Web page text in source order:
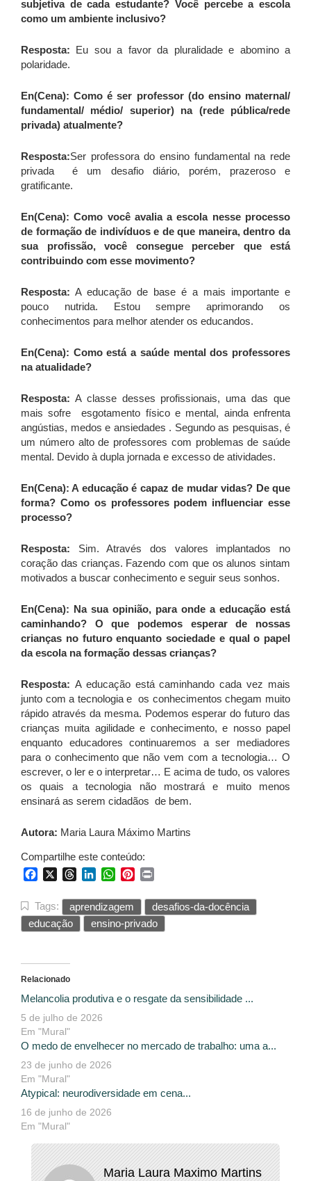
subjetiva de cada estudante? Você percebe a escola
como um ambiente inclusivo?
Resposta: Eu sou a favor da pluralidade e abomino a
polaridade.
En(Cena): Como é ser professor (do ensino maternal/
fundamental/ médio/ superior) na (rede pública/rede
privada) atualmente?
Resposta:Ser professora do ensino fundamental na rede
privada é um desafio diário, porém, prazeroso e
gratificante.
En(Cena): Como você avalia a escola nesse processo
de formação de indivíduos e de que maneira, dentro da
sua profissão, você consegue perceber que está
contribuindo com esse movimento?
Resposta: A educação de base é a mais importante e
pouco nutrida. Estou sempre aprimorando os
conhecimentos para melhor atender os educandos.
En(Cena): Como está a saúde mental dos professores
na atualidade?
Resposta: A classe desses profissionais, uma das que
mais sofre esgotamento físico e mental, ainda enfrenta
angústias, medos e ansiedades . Segundo as pesquisas, é
um número alto de professores com problemas de saúde
mental. Devido à dupla jornada e excesso de atividades.
En(Cena): A educação é capaz de mudar vidas? De que
forma? Como os professores podem influenciar esse
processo?
Resposta: Sim. Através dos valores implantados no
coração das crianças. Fazendo com que os alunos sintam
motivados a buscar conhecimento e seguir seus sonhos.
En(Cena): Na sua opinião, para onde a educação está
caminhando? O que podemos esperar de nossas
crianças no futuro enquanto sociedade e qual o papel
da escola na formação dessas crianças?
Resposta: A educação está caminhando cada vez mais
junto com a tecnologia e os conhecimentos chegam muito
rápido através da mesma. Podemos esperar do futuro das
crianças muita agilidade e conhecimento, e nosso papel
enquanto educadores continuaremos a ser mediadores
para o conhecimento que não vem com a tecnologia… O
escrever, o ler e o interpretar… E acima de tudo, os valores
os quais a tecnologia não mostrará e muito menos
ensinará as serem cidadãos de bem.
Autora: Maria Laura Máximo Martins
Compartilhe este conteúdo:
FacebookThreadsLinkedInWhatsApp
Pinterest
Tags: aprendizagem
desafios-da-docência
educação
ensino-privado
Relacionado
Melancolia produtiva e o resgate da sensibilidade ...
5 de julho de 2026
Em "Mural"
O medo de envelhecer no mercado de trabalho: uma a...
23 de junho de 2026
Em "Mural"
Atypical: neurodiversidade em cena...
16 de junho de 2026
Em "Mural"
Maria Laura Maximo Martins